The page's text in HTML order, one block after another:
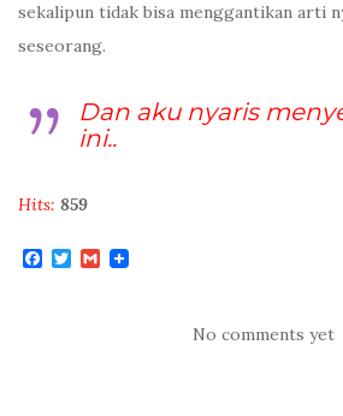
sekalipun tidak bisa menggantikan arti
seseorang.
Dan aku nyaris
ini..
Hits: 859
F
T
G
No comments yet